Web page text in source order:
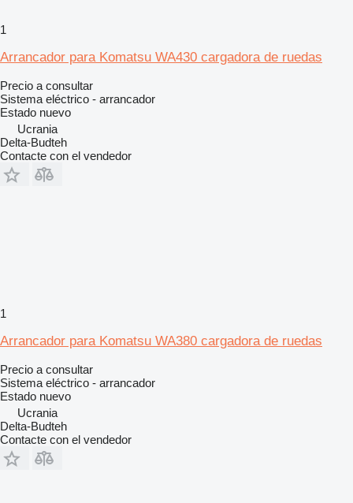
1
Arrancador para Komatsu WA430 cargadora de ruedas
Precio a consultar
Sistema eléctrico - arrancador
Estado nuevo
Ucrania
Delta-Budteh
Contacte con el vendedor
1
Arrancador para Komatsu WA380 cargadora de ruedas
Precio a consultar
Sistema eléctrico - arrancador
Estado nuevo
Ucrania
Delta-Budteh
Contacte con el vendedor